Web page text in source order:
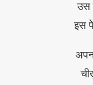
उस
इस